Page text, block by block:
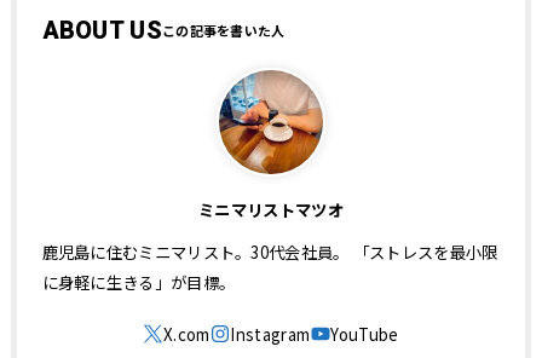
ABOUT US
ミニマリストマツオ
鹿児島に住むミニマリスト。30代会社員。 「ストレスを最小限
に身軽に生きる」が目標。